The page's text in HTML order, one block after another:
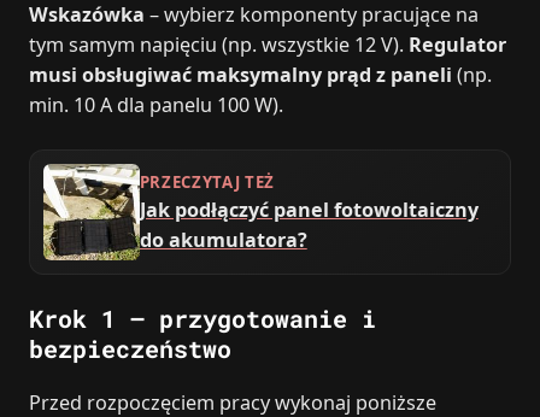
Wskazówka – wybierz komponenty pracujące na
tym samym napięciu (np. wszystkie 12 V). Regulator
musi obsługiwać maksymalny prąd z paneli (np.
min. 10 A dla panelu 100 W).
PRZECZYTAJ TEŻ
Jak podłączyć panel fotowoltaiczny
do akumulatora?
Krok 1 – przygotowanie i
bezpieczeństwo
Przed rozpoczęciem pracy wykonaj poniższe